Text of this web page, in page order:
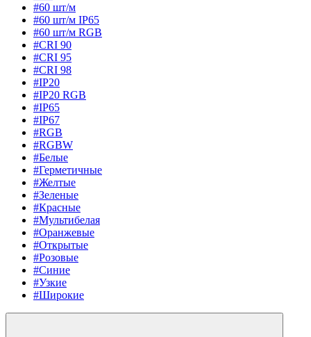
#60 шт/м
#60 шт/м IP65
#60 шт/м RGB
#CRI 90
#CRI 95
#CRI 98
#IP20
#IP20 RGB
#IP65
#IP67
#RGB
#RGBW
#Белые
#Герметичные
#Желтые
#Зеленые
#Красные
#Мультибелая
#Оранжевые
#Открытые
#Розовые
#Синие
#Узкие
#Широкие